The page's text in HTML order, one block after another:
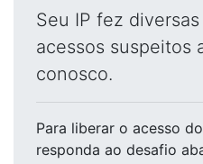
Seu IP fez
acessos suspeitos
conosco.
Para liberar o acesso
responda ao desafio